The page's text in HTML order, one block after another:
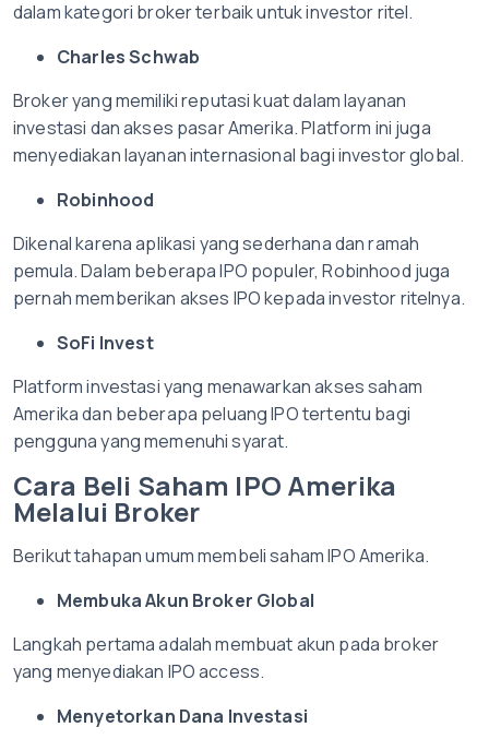
dalam kategori broker terbaik untuk investor ritel.
Charles Schwab
Broker yang memiliki reputasi kuat dalam layanan
investasi dan akses pasar Amerika. Platform ini juga
menyediakan layanan internasional bagi investor global.
Robinhood
Dikenal karena aplikasi yang sederhana dan ramah
pemula. Dalam beberapa IPO populer, Robinhood juga
pernah memberikan akses IPO kepada investor ritelnya.
SoFi Invest
Platform investasi yang menawarkan akses saham
Amerika dan beberapa peluang IPO tertentu bagi
pengguna yang memenuhi syarat.
Cara Beli Saham IPO Amerika
Melalui Broker
Berikut tahapan umum membeli saham IPO Amerika.
Membuka Akun Broker Global
Langkah pertama adalah membuat akun pada broker
yang menyediakan IPO access.
Menyetorkan Dana Investasi